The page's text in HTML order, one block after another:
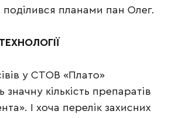
планами пан Олег.
у СТОВ «Плато»
кількість препаратів
І хоча перелік захисних